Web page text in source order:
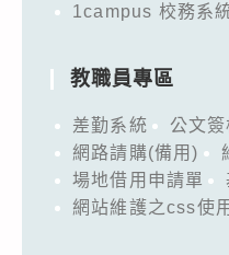
1campus 校務系
教職員專區
差勤系統 公文簽
網路請購(備用)
場地借用申請單
網站維護之css使